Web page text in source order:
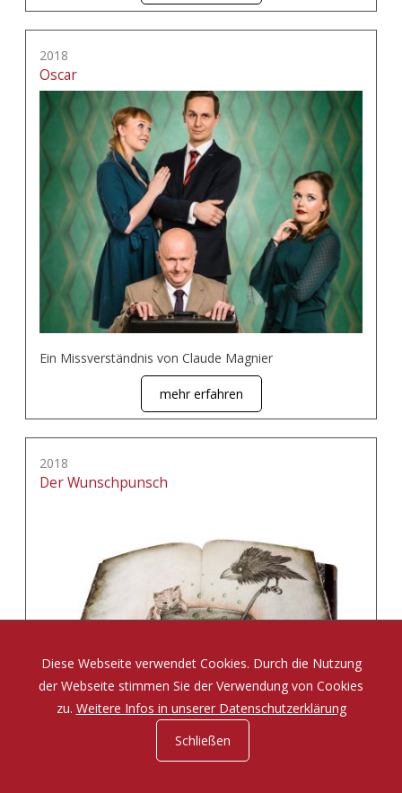
2018
Oscar
Ein Missverständnis von Claude Magnier
mehr erfahren
2018
Der Wunschpunsch
Eine Zauberposse von Michael Ende
Diese Webseite verwendet Cookies. Durch die Nutzung
der Webseite stimmen Sie der Verwendung von Cookies
zu. Weitere Infos in unserer Datenschutzerklärung
Schließen